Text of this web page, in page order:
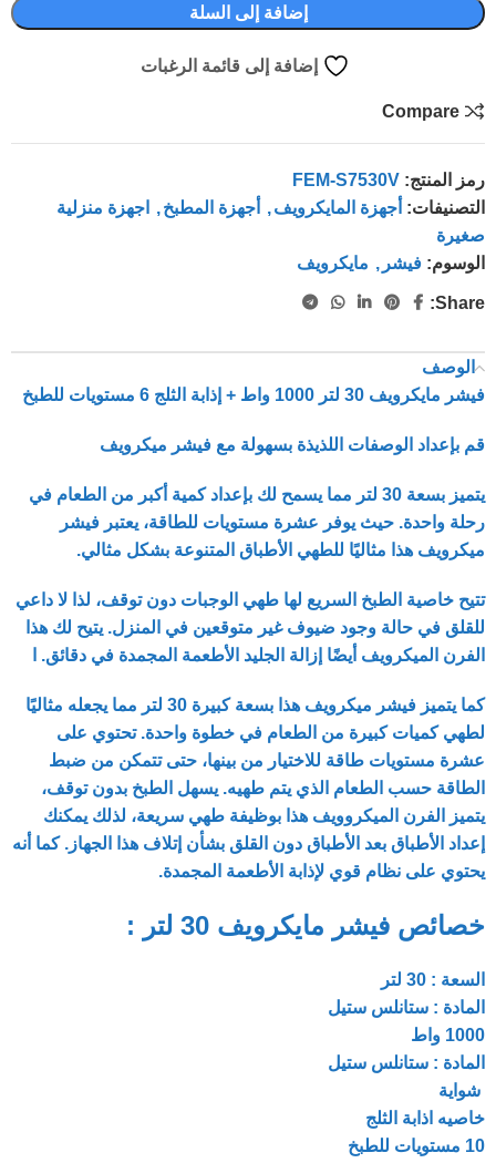
إضافة إلى السلة
إضافة إلى قائمة الرغبات
Compare
رمز المنتج: FEM-S7530V
التصنيفات: أجهزة المايكرويف, أجهزة المطبخ,
اجهزة منزلية
صغيرة
الوسوم: فيشر , مايكرويف
Share:
الوصف
فيشر مايكرويف 30 لتر 1000 واط + إذابة الثلج 6 مستويات للطبخ
قم بإعداد الوصفات اللذيذة بسهولة مع فيشر ميكرويف
يتميز بسعة 30 لتر مما يسمح لك بإعداد كمية أكبر من الطعام في
رحلة واحدة. حيث يوفر عشرة مستويات للطاقة، يعتبر فيشر
ميكرويف هذا مثاليًا للطهي الأطباق المتنوعة بشكل مثالي.
تتيح خاصية الطبخ السريع لها طهي الوجبات دون توقف، لذا لا داعي
للقلق في حالة وجود ضيوف غير متوقعين في المنزل. يتيح لك هذا
الفرن الميكرويف أيضًا إزالة الجليد الأطعمة المجمدة في دقائق. ا
كما يتميز فيشر ميكرويف هذا بسعة كبيرة 30 لتر مما يجعله مثاليًا
لطهي كميات كبيرة من الطعام في خطوة واحدة. تحتوي على
عشرة مستويات طاقة للاختيار من بينها، حتى تتمكن من ضبط
الطاقة حسب الطعام الذي يتم طهيه. يسهل الطبخ بدون توقف،
يتميز الفرن الميكروويف هذا بوظيفة طهي سريعة، لذلك يمكنك
إعداد الأطباق بعد الأطباق دون القلق بشأن إتلاف هذا الجهاز. كما أنه
يحتوي على نظام قوي لإذابة الأطعمة المجمدة.
خصائص فيشر مايكرويف 30 لتر :
السعة : 30 لتر
المادة : ستانلس ستيل
1000 واط
المادة : ستانلس ستيل
شواية
خاصيه اذابة الثلج
10 مستويات للطبخ